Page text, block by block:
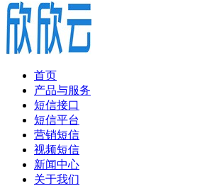
首页
产品与服务
短信接口
短信平台
营销短信
视频短信
新闻中心
关于我们